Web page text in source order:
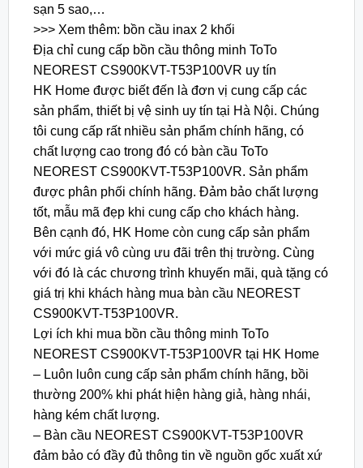
sạn 5 sao,…
>>> Xem thêm: bồn cầu inax 2 khối
Địa chỉ cung cấp bồn cầu thông minh ToTo
NEOREST CS900KVT-T53P100VR uy tín
HK Home được biết đến là đơn vị cung cấp các
sản phẩm, thiết bị vệ sinh uy tín tại Hà Nội. Chúng
tôi cung cấp rất nhiều sản phẩm chính hãng, có
chất lượng cao trong đó có bàn cầu ToTo
NEOREST CS900KVT-T53P100VR. Sản phẩm
được phân phối chính hãng. Đảm bảo chất lượng
tốt, mẫu mã đẹp khi cung cấp cho khách hàng.
Bên cạnh đó, HK Home còn cung cấp sản phẩm
với mức giá vô cùng ưu đãi trên thị trường. Cùng
với đó là các chương trình khuyến mãi, quà tặng có
giá trị khi khách hàng mua bàn cầu NEOREST
CS900KVT-T53P100VR.
Lợi ích khi mua bồn cầu thông minh ToTo
NEOREST CS900KVT-T53P100VR tại HK Home
– Luôn luôn cung cấp sản phẩm chính hãng, bồi
thường 200% khi phát hiện hàng giả, hàng nhái,
hàng kém chất lượng.
– Bàn cầu NEOREST CS900KVT-T53P100VR
đảm bảo có đầy đủ thông tin về nguồn gốc xuất xứ